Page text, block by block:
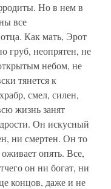
Но в нем в
все
Как мать, Эрот
груб, неопрятен, не
небом, не
тянется к
смел, силен,
жизнь занят
Он искусный
ни смертен. Он то
опять. Все,
он ни богат, ни
концов, даже и не